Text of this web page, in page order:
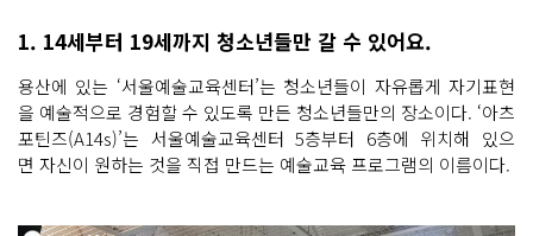
털 R
복
사
유
기 변
경
하
기
변
경
하
기
1. 14세부터 19세까지 청소년들만 갈 수 있어요.
용산에 있는 ‘서울예술교육센터’는 청소년들이 자유롭게 자기표현
을 예술적으로 경험할 수 있도록 만든 청소년들만의 장소이다. ‘아츠
포틴즈(A14s)’는 서울예술교육센터 5층부터 6층에 위치해 있으
면 자신이 원하는 것을 직접 만드는 예술교육 프로그램의 이름이다.